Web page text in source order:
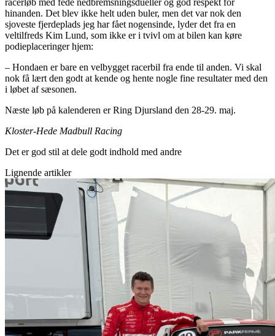
racerløb med fede nedbremsningsdueller og god respekt for
hinanden. Det blev ikke helt uden buler, men det var nok den
sjoveste fjerdeplads jeg har fået nogensinde, lyder det fra en
veltilfreds Kim Lund, som ikke er i tvivl om at bilen kan køre
podieplaceringer hjem:
– Hondaen er bare en velbygget racerbil fra ende til anden. Vi skal
nok få lært den godt at kende og hente nogle fine resultater med den
i løbet af sæsonen.
Næste løb på kalenderen er Ring Djursland den 28-29. maj.
Kloster-Hede Madbull Racing
Det er god stil at dele godt indhold med andre
Lignende artikler